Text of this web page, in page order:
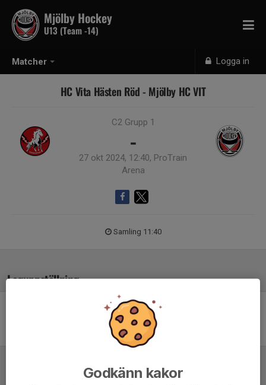
Matcher Logga in
Mjölby Hockey
U13 (Team -14)
HC Vita Hästen Röd - Mjölby HC VIT
C2 Grupp 1
-
27 okt 2024, 12:40, ProTrain
Arena
Samling 11:40
Laguppställning
Ingen uppställning ifylld
Godkänn kakor